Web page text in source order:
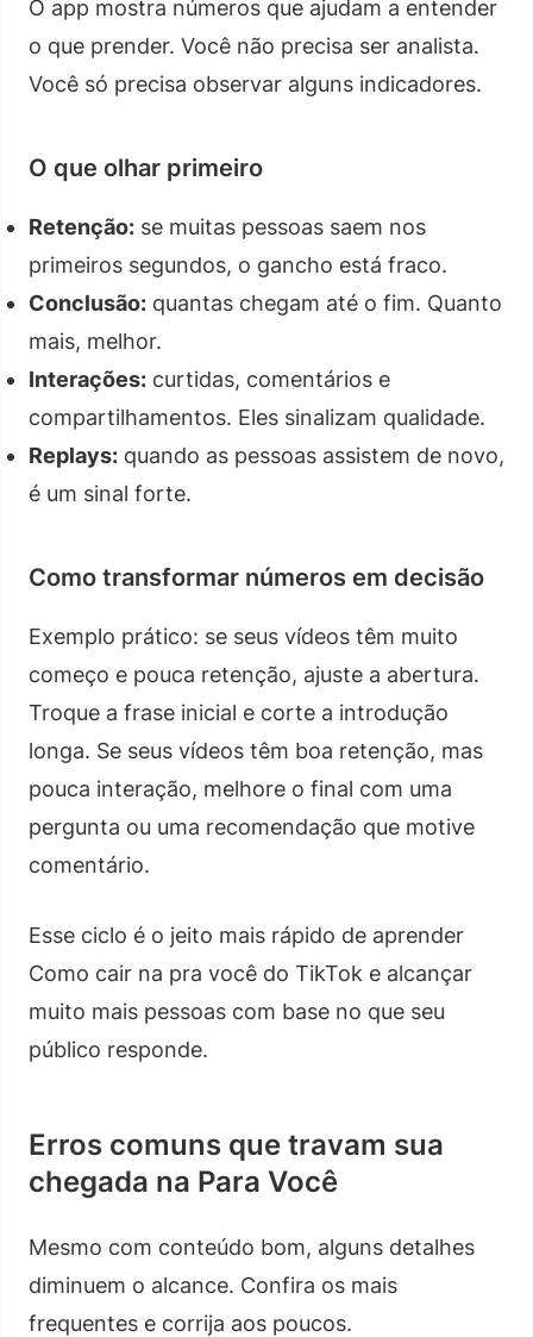
O app mostra números que ajudam a entender
o que prender. Você não precisa ser analista.
Você só precisa observar alguns indicadores.
O que olhar primeiro
Retenção: se muitas pessoas saem nos
primeiros segundos, o gancho está fraco.
Conclusão: quantas chegam até o fim. Quanto
mais, melhor.
Interações: curtidas, comentários e
compartilhamentos. Eles sinalizam qualidade.
Replays: quando as pessoas assistem de novo,
é um sinal forte.
Como transformar números em decisão
Exemplo prático: se seus vídeos têm muito
começo e pouca retenção, ajuste a abertura.
Troque a frase inicial e corte a introdução
longa. Se seus vídeos têm boa retenção, mas
pouca interação, melhore o final com uma
pergunta ou uma recomendação que motive
comentário.
Esse ciclo é o jeito mais rápido de aprender
Como cair na pra você do TikTok e alcançar
muito mais pessoas com base no que seu
público responde.
Erros comuns que travam sua
chegada na Para Você
Mesmo com conteúdo bom, alguns detalhes
diminuem o alcance. Confira os mais
frequentes e corrija aos poucos.